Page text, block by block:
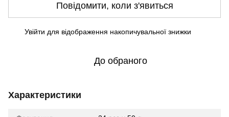
Повідомити, коли з'явиться
Увійти для відображення накопичувальної знижки
До обраного
Характеристики